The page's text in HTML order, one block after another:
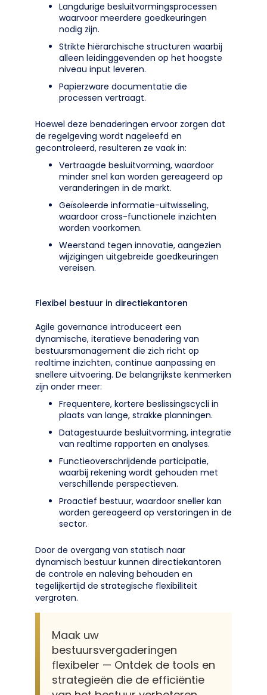
Langdurige besluitvormingsprocessen
waarvoor meerdere goedkeuringen
nodig zijn.
Strikte hiërarchische structuren waarbij
alleen leidinggevenden op het hoogste
niveau input leveren.
Papierzware documentatie die
processen vertraagt.
Hoewel deze benaderingen ervoor zorgen dat
de regelgeving wordt nageleefd en
gecontroleerd, resulteren ze vaak in:
Vertraagde besluitvorming, waardoor
minder snel kan worden gereageerd op
veranderingen in de markt.
Geïsoleerde informatie-uitwisseling,
waardoor cross-functionele inzichten
worden voorkomen.
Weerstand tegen innovatie, aangezien
wijzigingen uitgebreide goedkeuringen
vereisen.
Flexibel bestuur in directiekantoren
Agile governance introduceert een
dynamische, iteratieve benadering van
bestuursmanagement die zich richt op
realtime inzichten, continue aanpassing en
snellere uitvoering. De belangrijkste kenmerken
zijn onder meer:
Frequentere, kortere beslissingscycli in
plaats van lange, strakke planningen.
Datagestuurde besluitvorming, integratie
van realtime rapporten en analyses.
Functieoverschrijdende participatie,
waarbij rekening wordt gehouden met
verschillende perspectieven.
Proactief bestuur, waardoor sneller kan
worden gereageerd op verstoringen in de
sector.
Door de overgang van statisch naar
dynamisch bestuur kunnen directiekantoren
de controle en naleving behouden en
tegelijkertijd de strategische flexibiliteit
vergroten.
Maak uw
bestuursvergaderingen
flexibeler — Ontdek de tools en
strategieën die de efficiëntie